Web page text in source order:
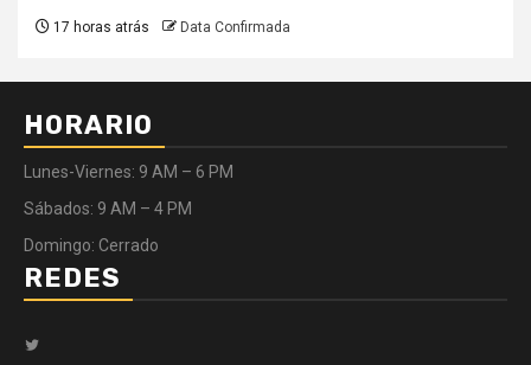
17 horas atrás Data Confirmada
HORARIO
Lunes-Viernes: 9 AM – 6 PM
Sábados: 9 AM – 4 PM
Domingo: Cerrado
REDES
Twitter